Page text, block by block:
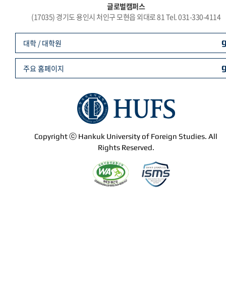
글로벌캠퍼스
(17035) 경기도 용인시 처인구 모현읍 외대로 81 Tel. 031-330-4114
Copyright ⓒ Hankuk University of Foreign Studies. All
Rights Reserved.
대학 / 대학원
주요 홈페이지